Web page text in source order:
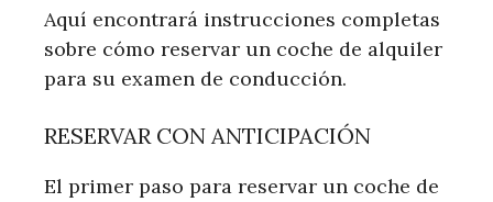
Aquí encontrará instrucciones completas
sobre cómo reservar un coche de alquiler
para su examen de conducción.
RESERVAR CON ANTICIPACIÓN
El primer paso para reservar un coche de